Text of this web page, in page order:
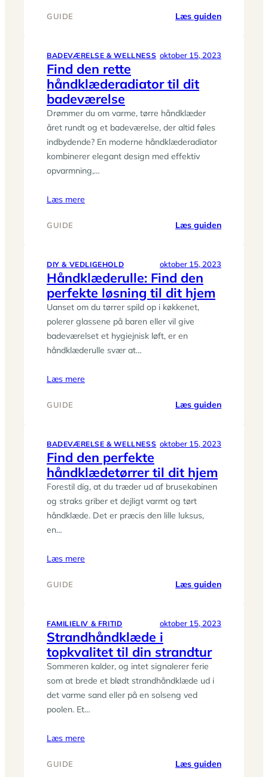
GUIDE Læs guiden:
BADEVÆRELSE & WELLNESS oktober 15, 2023
Find den rette
håndklæderadiator til dit
badeværelse
Drømmer du om varme, tørre håndklæder
året rundt og et badeværelse, der altid føles
indbydende? En moderne håndklæderadiator
kombinerer elegant design med effektiv
opvarmning,…
Læs mere
GUIDE Læs guiden:
DIY & VEDLIGEHOLD oktober 15, 2023
Håndklæderulle: Find den
perfekte løsning til dit hjem
Uanset om du tørrer spild op i køkkenet,
polerer glassene på baren eller vil give
badeværelset et hygiejnisk løft, er en
håndklæderulle svær at…
Læs mere
GUIDE Læs guiden:
BADEVÆRELSE & WELLNESS oktober 15, 2023
Find den perfekte
håndklædetørrer til dit hjem
Forestil dig, at du træder ud af brusekabinen
og straks griber et dejligt varmt og tørt
håndklæde. Det er præcis den lille luksus,
en…
Læs mere
GUIDE Læs guiden:
FAMILIELIV & FRITID oktober 15, 2023
Strandhåndklæde i
topkvalitet til din strandtur
Sommeren kalder, og intet signalerer ferie
som at brede et blødt strandhåndklæde ud i
det varme sand eller på en solseng ved
poolen. Et…
Læs mere
GUIDE Læs guiden: